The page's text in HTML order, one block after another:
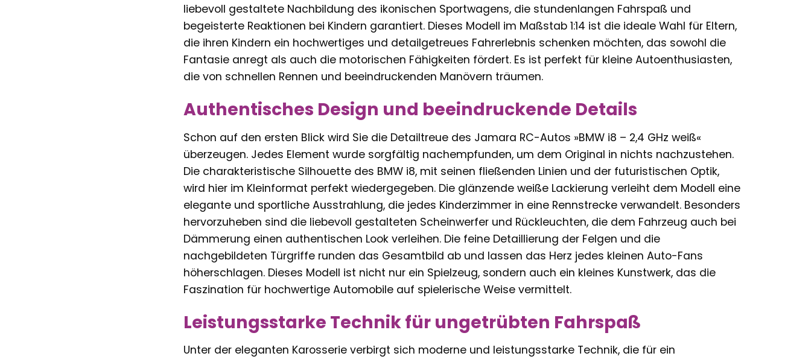
liebevoll gestaltete Nachbildung des ikonischen Sportwagens, die stundenlangen Fahrspaß und
begeisterte Reaktionen bei Kindern garantiert. Dieses Modell im Maßstab 1:14 ist die ideale Wahl für Eltern,
die ihren Kindern ein hochwertiges und detailgetreues Fahrerlebnis schenken möchten, das sowohl die
Fantasie anregt als auch die motorischen Fähigkeiten fördert. Es ist perfekt für kleine Autoenthusiasten,
die von schnellen Rennen und beeindruckenden Manövern träumen.
Authentisches Design und beeindruckende Details
Schon auf den ersten Blick wird Sie die Detailtreue des Jamara RC-Autos »BMW i8 – 2,4 GHz weiß«
überzeugen. Jedes Element wurde sorgfältig nachempfunden, um dem Original in nichts nachzustehen.
Die charakteristische Silhouette des BMW i8, mit seinen fließenden Linien und der futuristischen Optik,
wird hier im Kleinformat perfekt wiedergegeben. Die glänzende weiße Lackierung verleiht dem Modell eine
elegante und sportliche Ausstrahlung, die jedes Kinderzimmer in eine Rennstrecke verwandelt. Besonders
hervorzuheben sind die liebevoll gestalteten Scheinwerfer und Rückleuchten, die dem Fahrzeug auch bei
Dämmerung einen authentischen Look verleihen. Die feine Detaillierung der Felgen und die
nachgebildeten Türgriffe runden das Gesamtbild ab und lassen das Herz jedes kleinen Auto-Fans
höherschlagen. Dieses Modell ist nicht nur ein Spielzeug, sondern auch ein kleines Kunstwerk, das die
Faszination für hochwertige Automobile auf spielerische Weise vermittelt.
Leistungsstarke Technik für ungetrübten Fahrspaß
Unter der eleganten Karosserie verbirgt sich moderne und leistungsstarke Technik, die für ein